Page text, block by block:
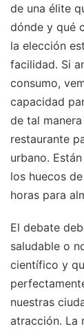
de una élite
dónde y qué
la elección
facilidad. Si
consumo,
capacidad
de tal
restaurante
urbano.
los huecos
horas para
El debate
saludable o
científico y
nuestras
atracción. La